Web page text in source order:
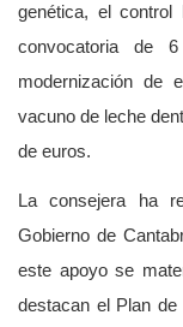
genética, el
convocatoria de
modernización de
vacuno de leche
de euros.
La consejera ha
Gobierno de
este apoyo se
destacan el Plan